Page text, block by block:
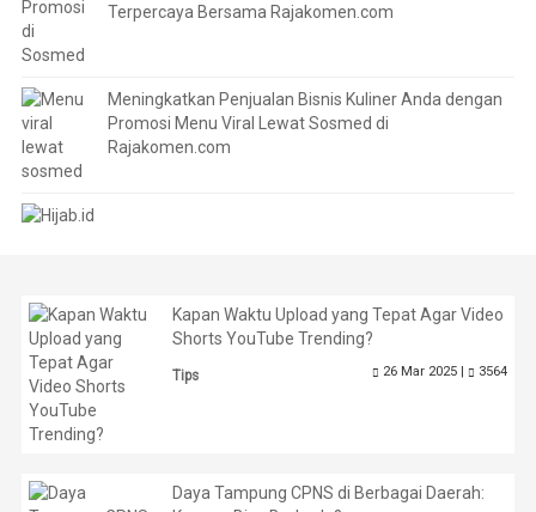
Terpercaya Bersama Rajakomen.com
Meningkatkan Penjualan Bisnis Kuliner Anda dengan
Promosi Menu Viral Lewat Sosmed di
Rajakomen.com
Kapan Waktu Upload yang Tepat Agar Video
Shorts YouTube Trending?
Tips 26 Mar 2025 | 3564
Daya Tampung CPNS di Berbagai Daerah: